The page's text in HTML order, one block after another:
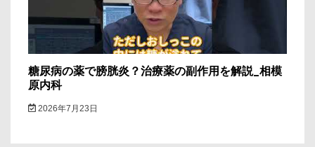
糖尿病の薬で膀胱炎？治療薬の副作用を解説_相模
原内科
2026年7月23日